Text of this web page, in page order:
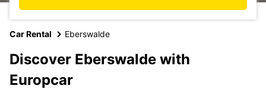
Car Rental Eberswalde
Discover Eberswalde with
Europcar